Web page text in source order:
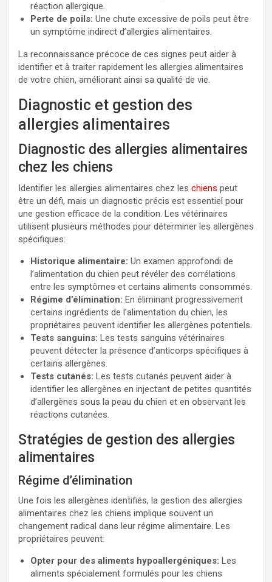
réaction allergique.
Perte de poils: Une chute excessive de poils peut être
un symptôme indirect d’allergies alimentaires.
La reconnaissance précoce de ces signes peut aider à
identifier et à traiter rapidement les allergies alimentaires
de votre chien, améliorant ainsi sa qualité de vie.
Diagnostic et gestion des
allergies alimentaires
Diagnostic des allergies alimentaires
chez les chiens
Identifier les allergies alimentaires chez les chiens peut
être un défi, mais un diagnostic précis est essentiel pour
une gestion efficace de la condition. Les vétérinaires
utilisent plusieurs méthodes pour déterminer les allergènes
spécifiques:
Historique alimentaire: Un examen approfondi de
l’alimentation du chien peut révéler des corrélations
entre les symptômes et certains aliments consommés.
Régime d’élimination: En éliminant progressivement
certains ingrédients de l’alimentation du chien, les
propriétaires peuvent identifier les allergènes potentiels.
Tests sanguins: Les tests sanguins vétérinaires
peuvent détecter la présence d’anticorps spécifiques à
certains allergènes.
Tests cutanés: Les tests cutanés peuvent aider à
identifier les allergènes en injectant de petites quantités
d’allergènes sous la peau du chien et en observant les
réactions cutanées.
Stratégies de gestion des allergies
alimentaires
Régime d’élimination
Une fois les allergènes identifiés, la gestion des allergies
alimentaires chez les chiens implique souvent un
changement radical dans leur régime alimentaire. Les
propriétaires peuvent:
Opter pour des aliments hypoallergéniques: Les
aliments spécialement formulés pour les chiens